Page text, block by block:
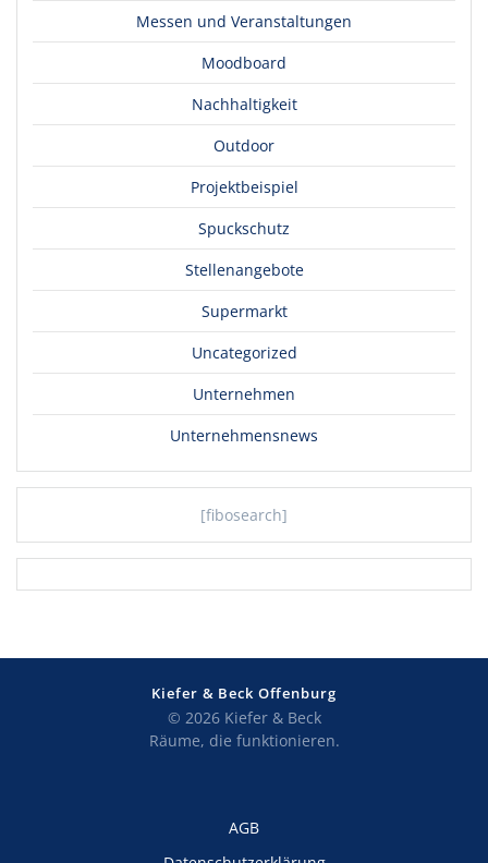
Messen und Veranstaltungen
Moodboard
Nachhaltigkeit
Outdoor
Projektbeispiel
Spuckschutz
Stellenangebote
Supermarkt
Uncategorized
Unternehmen
Unternehmensnews
[fibosearch]
Kiefer & Beck Offenburg
© 2026 Kiefer & Beck
Räume, die funktionieren.
AGB